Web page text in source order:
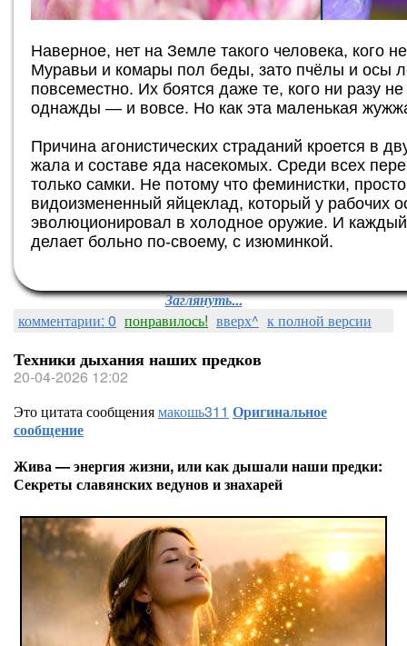
Наверное, нет на Земле такого человека, кого
Муравьи и комары пол беды, зато пчёлы и осы
повсеместно. Их боятся даже те, кого ни разу
однажды — и вовсе. Но как эта маленькая
Причина агонистических страданий кроется в
жала и составе яда насекомых. Среди всех
только самки. Не потому что феминистки,
видоизмененный яйцеклад, который у рабочих
эволюционировал в холодное оружие. И каждый
делает больно по-своему, с изюминкой.
Заглянуть...
комментарии: 0 понравилось! вверх^ к полной версии
Техники дыхания наших предков
20-04-2026 12:02
Это цитата сообщениямакошь311 Оригинальное
сообщение
Жива — энергия жизни, или как дышали наши предки:
Секреты славянских ведунов и знахарей